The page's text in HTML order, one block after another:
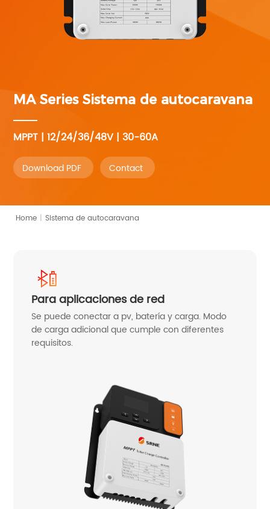
MA SeriesSistema de autocaravana
MPPT | 12/24/36/48V | 30-60A
Download PDF Contact
Home | Sistema de autocaravana
Para aplicaciones de red
Se puede conectar a pv, batería y carga. Modo
de carga adicional que cumple con diferentes
requisitos.